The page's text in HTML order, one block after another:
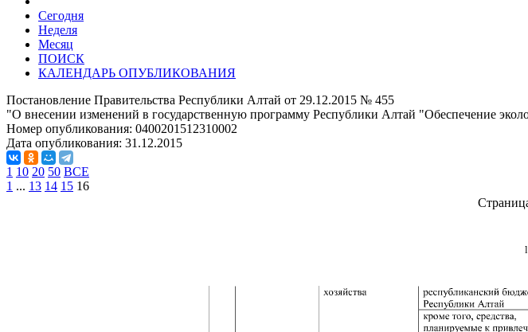
Сегодня
Неделя
Месяц
ПОИСК
КАЛЕНДАРЬ ОПУБЛИКОВАНИЯ
Постановление Правительства Республики Алтай от 29.12.2015 № 455
"О внесении изменений в государственную программу Республики Алтай "Обеспечение
Номер опубликования: 0400201512310002
Дата опубликования: 31.12.2015
1 10 20 50 ВСЕ
1 ... 13 14 15 16